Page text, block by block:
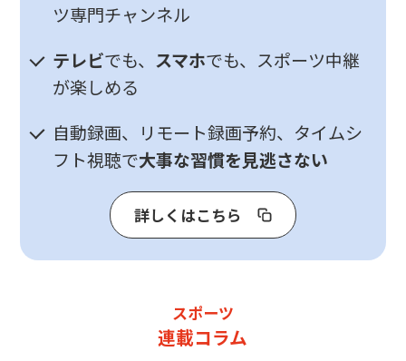
ツ専門チャンネル
テレビでも、 スマホでも、スポーツ中継
が楽しめる
自動録画、リモート録画予約、タイムシ
フト視聴で大事な習慣を見逃さない
詳しくはこちら
スポーツ
連載コラム